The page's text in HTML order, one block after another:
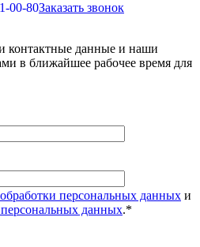
00-80Заказать звонок
контактные данные и наши
в ближайшее рабочее время для
персональных данных и
персональных данных.*